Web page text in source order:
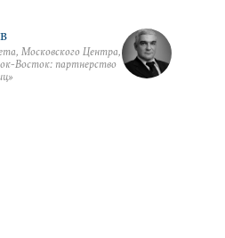
Московского Центра,
Восток: партнерство